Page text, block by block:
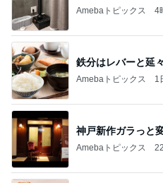
Amebaトピックス 4
鉄分はレバーと延
Amebaトピックス 1
神戸新作ガラっと
Amebaトピックス